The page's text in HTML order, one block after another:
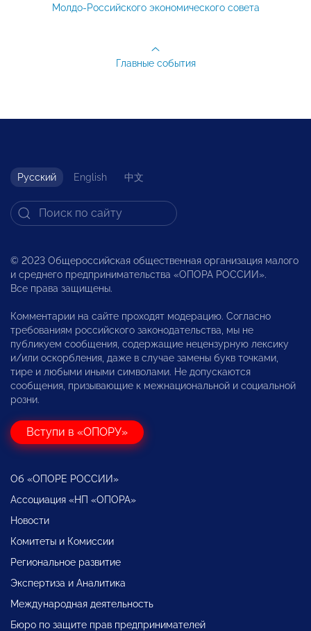
Молдо-Российского экономического совета
Главные события
Русский English 中文
© 2023 Общероссийская общественная организация малого
и среднего предпринимательства «ОПОРА РОССИИ».
Все права защищены.
Комментарии на сайте проходят модерацию. Согласно
требованиям российского законодательства, мы не
публикуем сообщения, содержащие нецензурную лексику
и/или оскорбления, даже в случае замены букв точками,
тире и любыми иными символами. Не допускаются
сообщения, призывающие к межнациональной и социальной
розни.
Вступи в «ОПОРУ»
Об «ОПОРЕ РОССИИ»
Ассоциация «НП «ОПОРА»
Новости
Комитеты и Комиссии
Региональное развитие
Экспертиза и Аналитика
Международная деятельность
Бюро по защите прав предпринимателей